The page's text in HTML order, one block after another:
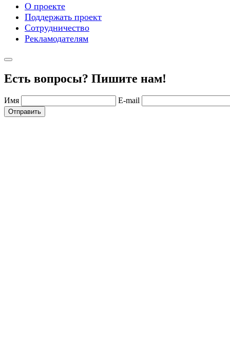
О проекте
Поддержать проект
Сотрудничество
Рекламодателям
Есть вопросы? Пишите нам!
Имя E-mail